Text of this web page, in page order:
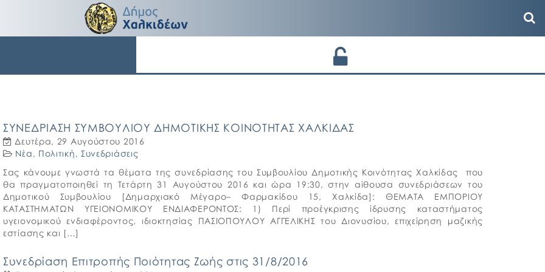
ΣΥΝΕΔΡΙΑΣΗ ΣΥΜΒΟΥΛΙΟΥ ΔΗΜΟΤΙΚΗΣ ΚΟΙΝΟΤΗΤΑΣ ΧΑΛΚΙΔΑΣ
Δευτέρα, 29 Αυγούστου 2016
Νέα , Πολιτική , Συνεδριάσεις
Σας κάνουμε γνωστά τα θέματα της συνεδρίασης του Συμβουλίου Δημοτικής Κοινότητας Χαλκίδας που
θα πραγματοποιηθεί τη Τετάρτη 31 Αυγούστου 2016 και ώρα 19:30, στην αίθουσα συνεδριάσεων του
Δημοτικού Συμβουλίου [Δημαρχιακό Μέγαρο– Φαρμακίδου 15, Χαλκίδα]: ΘΕΜΑΤΑ ΕΜΠΟΡΙΟΥ
ΚΑΤΑΣΤΗΜΑΤΩΝ ΥΓΕΙΟΝΟΜΙΚΟΥ ΕΝΔΙΑΦΕΡΟΝΤΟΣ: 1) Περί προέγκρισης ίδρυσης καταστήματος
υγειονομικού ενδιαφέροντος, ιδιοκτησίας ΠΑΣΙΟΠΟΥΛΟΥ ΑΓΓΕΛΙΚΗΣ του Διονυσίου, επιχείρηση μαζικής
εστίασης και […]
Συνεδρίαση Επιτροπής Ποιότητας Ζωής στις 31/8/2016